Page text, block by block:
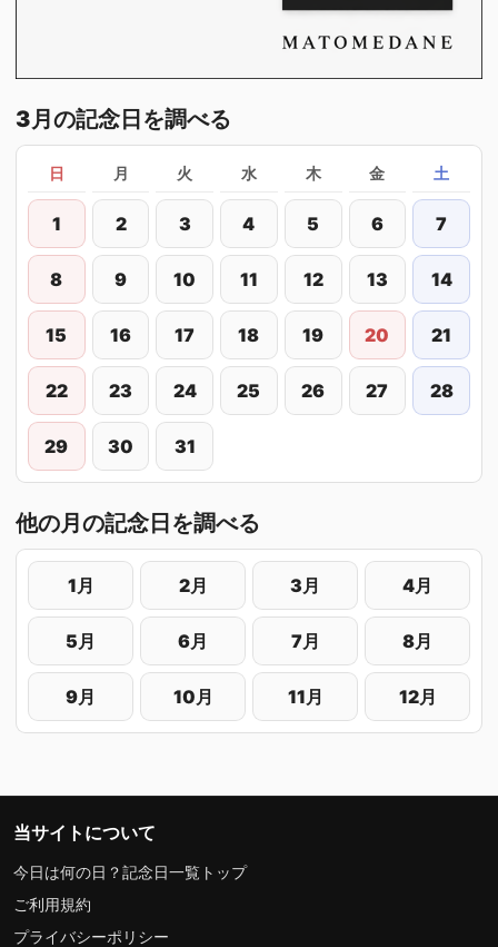
3月の記念日を調べる
日 月 火 水 木 金 土
1 2 3 4 5 6 7
8 9 10 11 12 13 14
15 16 17 18 19 20 21
22 23 24 25 26 27 28
29 30 31
他の月の記念日を調べる
1月 2月 3月 4月
5月 6月 7月 8月
9月 10月 11月 12月
当サイトについて
今日は何の日？記念日一覧トップ
ご利用規約
プライバシーポリシー